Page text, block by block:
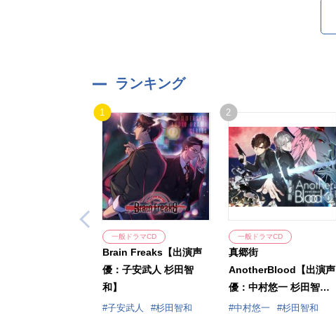
ランキング
1
一般ドラマCD
Brain Freaks【出演声
優：子安武人 杉田智
和】
子安武人
杉田智和
2
一般ドラマCD
真郷街
AnotherBlood【出演声
優：中村悠一 杉田智和
子安武人】
中村悠一
杉田智和